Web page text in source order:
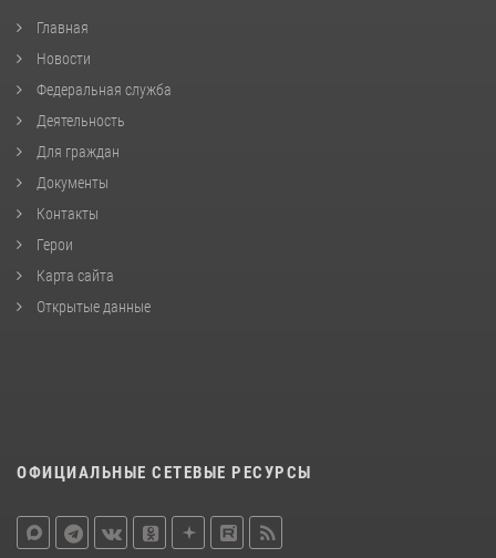
Главная
Новости
Федеральная служба
Деятельность
Для граждан
Документы
Контакты
Герои
Карта сайта
Открытые данные
ОФИЦИАЛЬНЫЕ СЕТЕВЫЕ РЕСУРСЫ